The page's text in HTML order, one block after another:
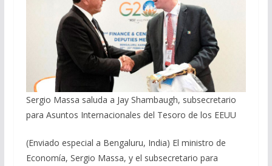
Sergio Massa saluda a Jay Shambaugh, subsecretario
para Asuntos Internacionales del Tesoro de los EEUU
(Enviado especial a Bengaluru, India) El ministro de
Economía, Sergio Massa, y el subsecretario para